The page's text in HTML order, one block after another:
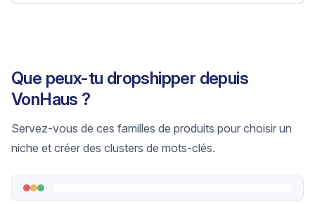
Que peux-tu dropshipper depuis
VonHaus ?
Servez-vous de ces familles de produits pour choisir un
niche et créer des clusters de mots-clés.